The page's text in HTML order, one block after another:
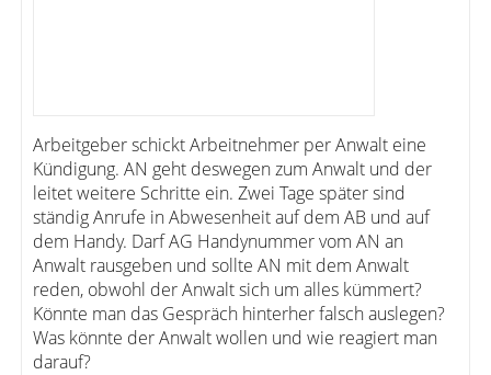
Arbeitgeber schickt Arbeitnehmer per Anwalt eine
Kündigung. AN geht deswegen zum Anwalt und der
leitet weitere Schritte ein. Zwei Tage später sind
ständig Anrufe in Abwesenheit auf dem AB und auf
dem Handy. Darf AG Handynummer vom AN an
Anwalt rausgeben und sollte AN mit dem Anwalt
reden, obwohl der Anwalt sich um alles kümmert?
Könnte man das Gespräch hinterher falsch auslegen?
Was könnte der Anwalt wollen und wie reagiert man
darauf?